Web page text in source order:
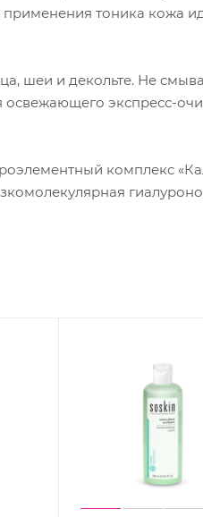
применения тоника кожа
шеи и декольте. Не
освежающего экспресс-
комплекс